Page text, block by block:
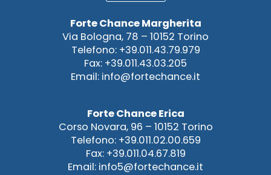
Forte Chance Margherita
Via Bologna, 78 – 10152 Torino
Telefono: +39.011.43.79.979
Fax: +39.011.43.03.205
Email: info@fortechance.it
Forte Chance Erica
Corso Novara, 96 – 10152 Torino
Telefono: +39.011.02.00.659
Fax: +39.011.04.67.819
Email: info5@fortechance.it